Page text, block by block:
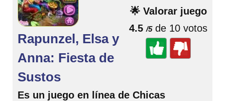
🌟 Valorar juego
4.5 /5de 10 votos
Rapunzel, Elsa y
Anna: Fiesta de
Sustos
Es un juego en línea de Chicas